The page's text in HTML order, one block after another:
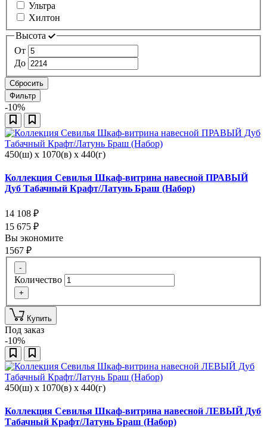
Ультра
Хилтон
Высота
От
До
Сбросить
Фильтр
-10%
450(ш) x 1070(в) x 440(г)
Коллекция Севилья Шкаф-витрина навесной ПРАВЫЙ
Дуб Табачный Крафт/Латунь Браш (Набор)
14 108 ₽
15 675 ₽
Вы экономите
1567 ₽
-
Количество
+
Купить
Под заказ
-10%
450(ш) x 1070(в) x 440(г)
Коллекция Севилья Шкаф-витрина навесной ЛЕВЫЙ Дуб
Табачный Крафт/Латунь Браш (Набор)